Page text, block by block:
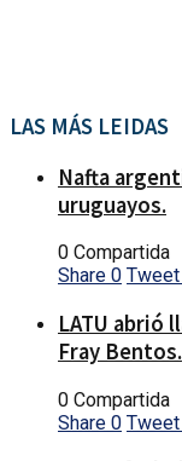
LAS MÁS LEIDAS
Nafta
uruguayos.
0 Compartida
Share 0 Tweet
LATU abrió
Fray Bentos.
0 Compartida
Share 0 Tweet